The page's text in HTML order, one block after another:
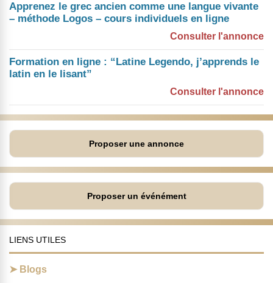
Apprenez le grec ancien comme une langue vivante
– méthode Logos – cours individuels en ligne
Consulter l'annonce
Formation en ligne : “Latine Legendo, j’apprends le
latin en le lisant”
Consulter l'annonce
Proposer une annonce
Proposer un événément
LIENS UTILES
Blogs